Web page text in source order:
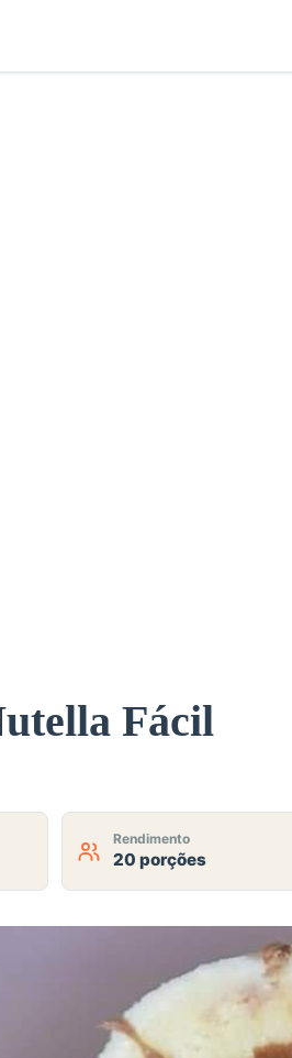
Fácil
Rendimento
20 porções